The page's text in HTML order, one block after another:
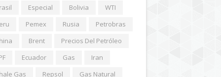
Especial Bolivia
WTI
Pemex Rusia
Petrobras
Brent
Precios Del Petróleo
Ecuador Gas
Iran
Gas
Repsol
Gas Natural